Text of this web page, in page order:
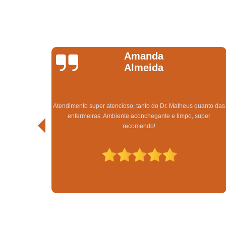
Gabriele Da Silva
Gomes
obtive excelente resultado em apenas 3 meses de tratamento.
Sempre tive pouquíssimo cabelo e afetava demais a minha